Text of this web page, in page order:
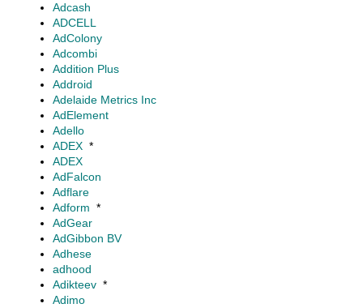
Adcash
ADCELL
AdColony
Adcombi
Addition Plus
Addroid
Adelaide Metrics Inc
AdElement
Adello
ADEX *
ADEX
AdFalcon
Adflare
Adform *
AdGear
AdGibbon BV
Adhese
adhood
Adikteev *
Adimo